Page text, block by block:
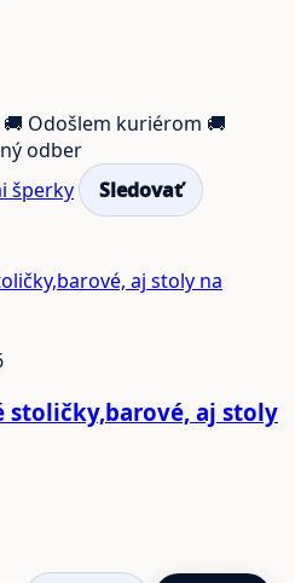
🚚 Odošlem kuriérom 🚚
odber
šperky
Sledovať
stoličky,barové, aj stoly